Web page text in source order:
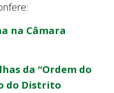
na Câmara
da “Ordem do
do Distrito